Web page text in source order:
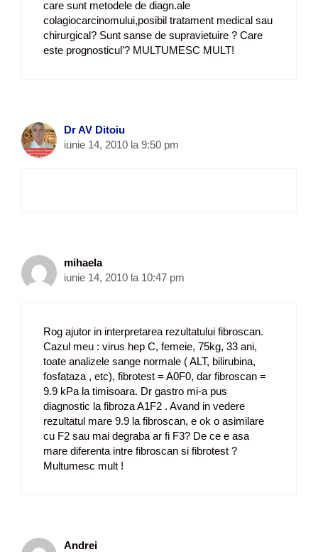
care sunt metodele de diagn.ale
colagiocarcinomului,posibil tratament medical sau
chirurgical? Sunt sanse de supravietuire ? Care
este prognosticul’? MULTUMESC MULT!
Dr AV Ditoiu
iunie 14, 2010 la 9:50 pm
mihaela
iunie 14, 2010 la 10:47 pm
Rog ajutor in interpretarea rezultatului fibroscan.
Cazul meu : virus hep C, femeie, 75kg, 33 ani,
toate analizele sange normale ( ALT, bilirubina,
fosfataza , etc), fibrotest = A0F0, dar fibroscan =
9.9 kPa la timisoara. Dr gastro mi-a pus
diagnostic la fibroza A1F2 . Avand in vedere
rezultatul mare 9.9 la fibroscan, e ok o asimilare
cu F2 sau mai degraba ar fi F3? De ce e asa
mare diferenta intre fibroscan si fibrotest ?
Multumesc mult !
Andrei